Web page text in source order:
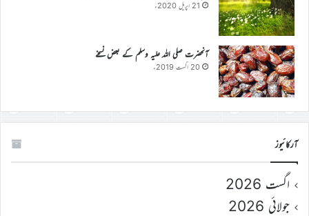
21 اپریل 2020ء
آنحضرت صلی اللہ علیہ وسلم کے بعض نسخے
20 اگست 2019ء
آرکائیوز
اگست 2026
جولائی 2026